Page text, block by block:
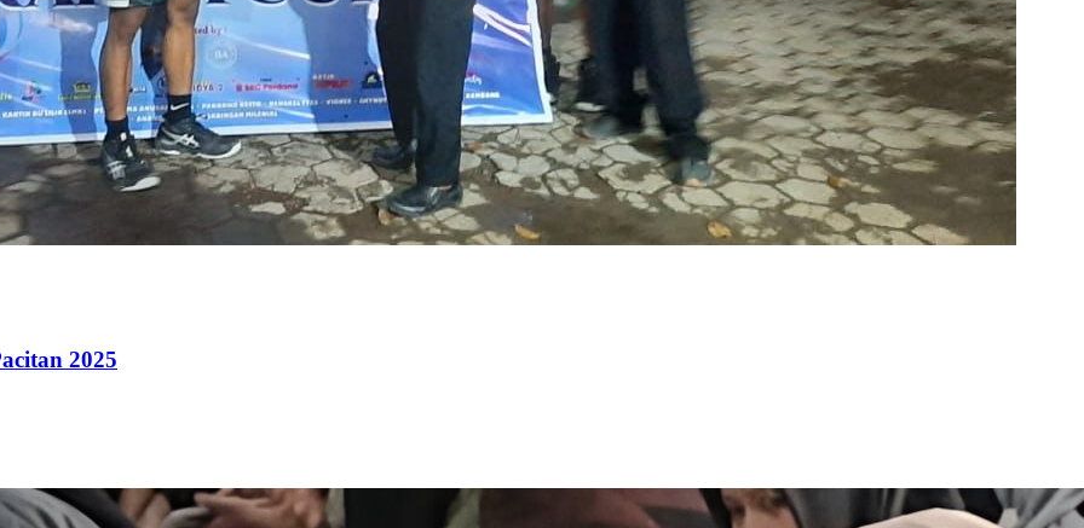
2025